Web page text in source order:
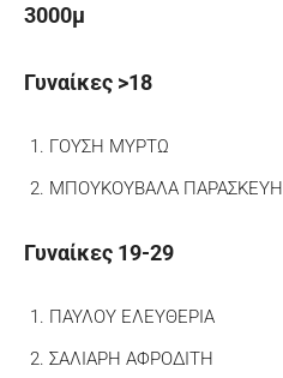
3000μ
Γυναίκες >18
ΓΟΥΣΗ ΜΥΡΤΩ
ΜΠΟΥΚΟΥΒΑΛΑ ΠΑΡΑΣΚΕΥΗ
Γυναίκες 19-29
ΠΑΥΛΟΥ ΕΛΕΥΘΕΡΙΑ
ΣΑΛΙΑΡΗ ΑΦΡΟΔΙΤΗ